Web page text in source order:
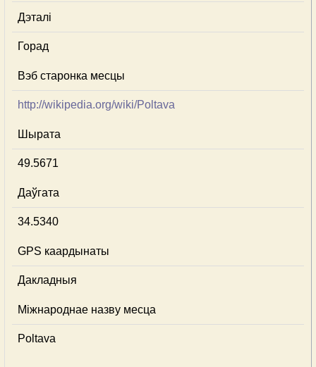
Дэталі
Горад
Вэб старонка месцы
http://wikipedia.org/wiki/Poltava
Шырата
49.5671
Даўгата
34.5340
GPS каардынаты
Дакладныя
Міжнароднае назву месца
Poltava